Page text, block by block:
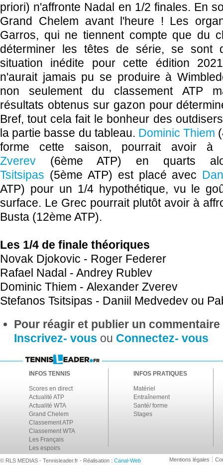
priori) n'affronte Nadal en 1/2 finales. En
Grand Chelem avant l'heure ! Les
Garros, qui ne tiennent compte que du
déterminer les têtes de série, se sont
situation inédite pour cette édition
n'aurait jamais pu se produire à
non seulement du classement ATP
résultats obtenus sur gazon pour
Bref, tout cela fait le bonheur des
la partie basse du tableau. Dominic Thiem
forme cette saison, pourrait avoir à
Zverev (6ème ATP) en quarts
Tsitsipas (5ème ATP) est placé avec
ATP) pour un 1/4 hypothétique, vu le
surface. Le Grec pourrait plutôt avoir à
Busta (12ème ATP).
Les 1/4 de finale théoriques
Novak Djokovic - Roger Federer
Rafael Nadal - Andrey Rublev
Dominic Thiem - Alexander Zverev
Stefanos Tsitsipas - Daniil Medvedev ou
Pour réagir et publier un
Inscrivez- vous ou Connectez- vous
INFOS TENNIS
Scores en direct
Actualité ATP
Actualité WTA
Grand Chelem
Classement ATP
Classement WTA
Les Français
Les espoirs
INFOS PRATIQUES
Matériel
Entraînement
Santé/ forme
Stages
© RLS MEDIAS - Tennisleader.fr - Réalisation : Canal-Web Mentions légales